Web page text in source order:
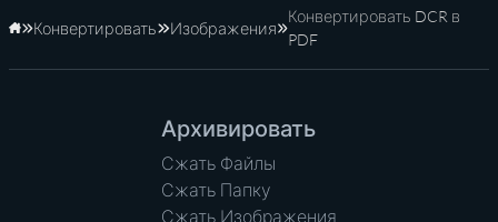
Главная
Конвертировать Изображения
Конвертировать DCR в
PDF
Архивировать
Сжать Файлы
Сжать Папку
Сжать Изображения